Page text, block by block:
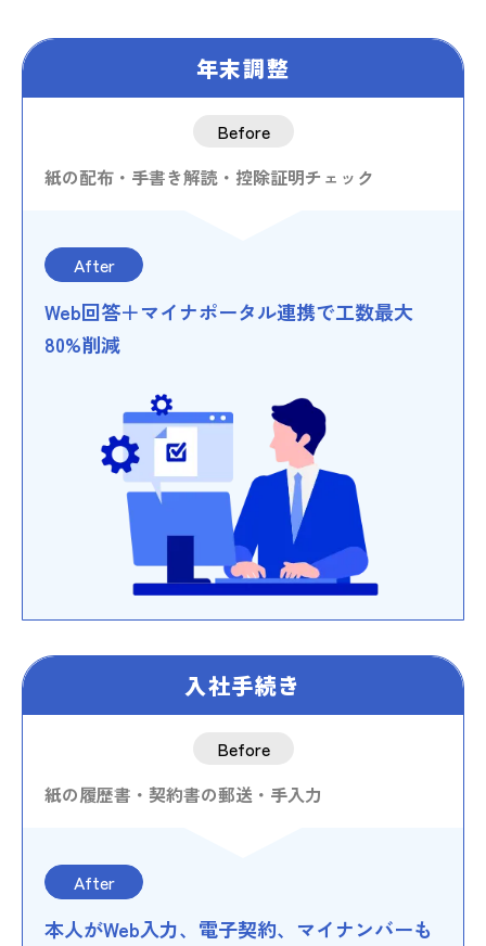
年末調整
Before
紙の配布・手書き解読・控除証明チェック
After
Web回答＋マイナポータル連携で工数最大
80%削減
入社手続き
Before
紙の履歴書・契約書の郵送・手入力
After
本人がWeb入力、電子契約、マイナンバーも